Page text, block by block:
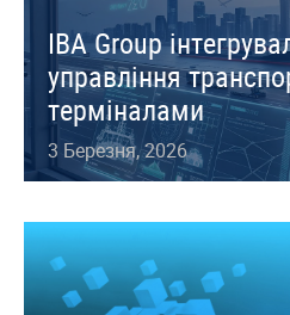
IBA Group
управління
терміналами
3 Березня, 2026